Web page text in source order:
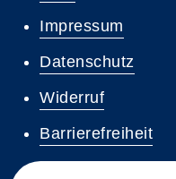
Impressum
Datenschutz
Widerruf
Barrierefreiheit